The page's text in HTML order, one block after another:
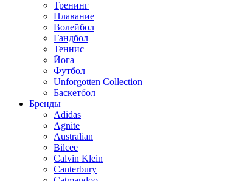
Тренинг
Плавание
Волейбол
Гандбол
Теннис
Йога
Футбол
Unforgotten Collection
Баскетбол
Бренды
Adidas
Agnite
Australian
Bilcee
Calvin Klein
Canterbury